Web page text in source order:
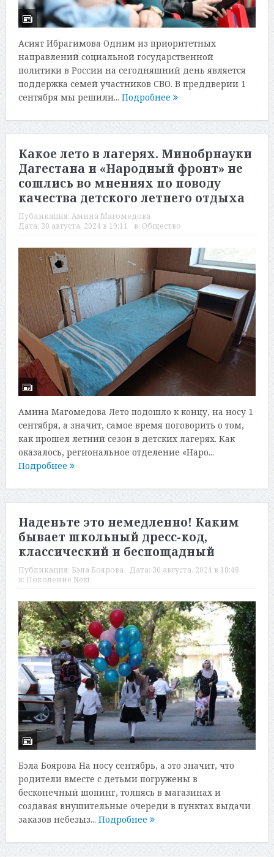
Асият Ибрагимова Одним из приоритетных
направлений социальной государственной
политики в России на сегодняшний день является
поддержка семей участников СВО. В преддверии 1
сентября мы решили... Подробнее
Какое лето в лагерях. Минобрнауки
Дагестана и «Народный фронт» не
сошлись во мнениях по поводу
качества детского летнего отдыха
Публикация: Амина Магомедова
Дата: 30 августа, 2024 в 19:11 в: Общество
Амина Магомедова Лето подошло к концу, на носу 1
сентября, а значит, самое время поговорить о том,
как прошел летний сезон в детских лагерях. Как
оказалось, региональное отделение «Наро...
Подробнее
Наденьте это немедленно! Каким
бывает школьный дресс-код,
классический и беспощадный
Публикация: Бэла Боярова Дата: 30 августа, 2024 в 18:48
в: Поколение Next
Бэла Боярова На носу сентябрь, а это значит, что
родители вместе с детьми погружены в
бесконечный шопинг, толпясь в магазинах и
создавая внушительные очереди в пунктах выдачи
заказов небезыз... Подробнее